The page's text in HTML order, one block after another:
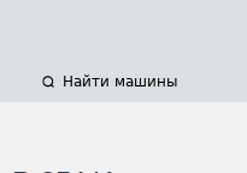
Найти машины